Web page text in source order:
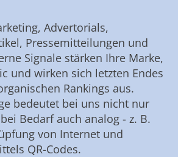
Advertorials,
Pressemitteilungen und
Signale stärken Ihre Marke,
und wirken sich letzten Endes
Rankings aus.
bedeutet bei uns nicht nur
Bedarf auch analog - z. B.
von Internet und
QR-Codes.